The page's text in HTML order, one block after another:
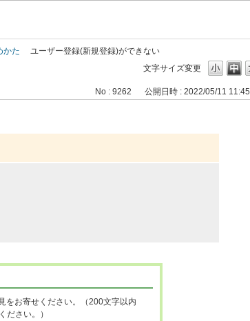
かた
ユーザー登録(新規登録)ができない
文字サイズ変更
No : 9262 公開日時 : 2022/05/11 11:45
をお寄せください。（200文字以内
ださい。）